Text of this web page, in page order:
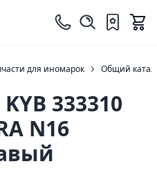
для иномарок Общий
333310
N16